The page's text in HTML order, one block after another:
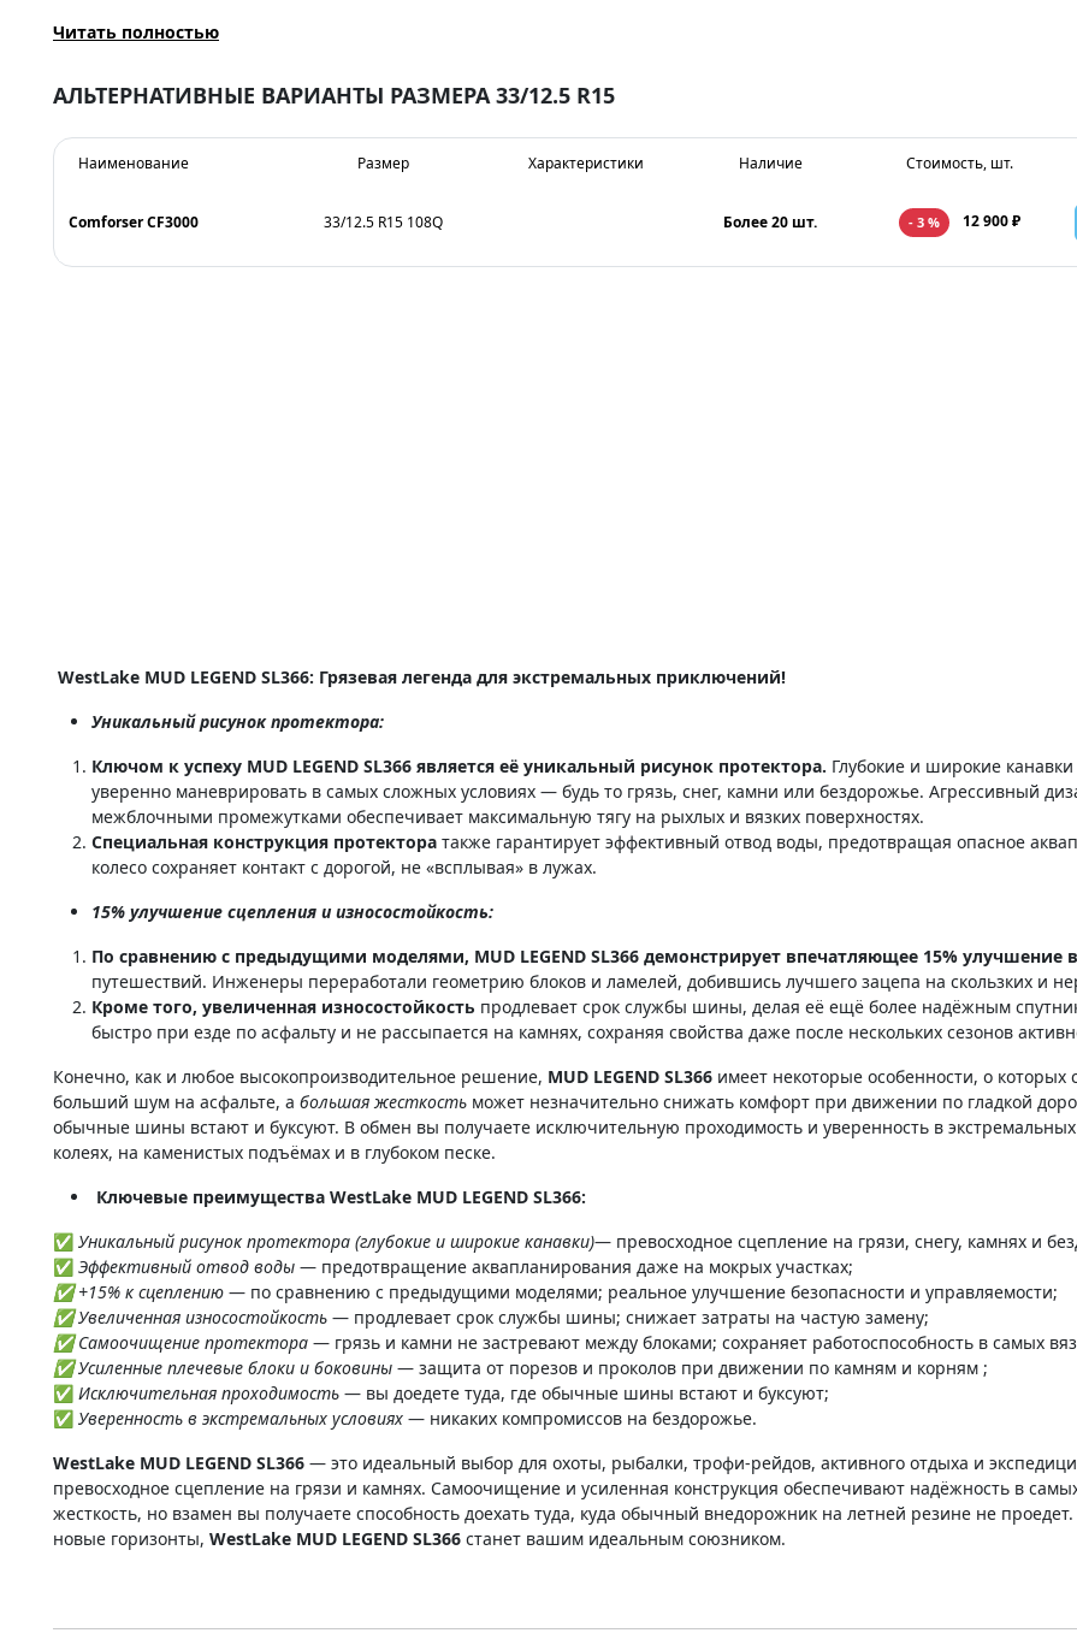
Читать полностью
АЛЬТЕРНАТИВНЫЕ ВАРИАНТЫ РАЗМЕРА 33/12.5 R15
Наименование Размер Характеристики Наличие Стоимость, шт.
Comforser CF3000 33/12.5 R15 108Q Более 20 шт. - 3 % 12 900 ₽
WestLake MUD LEGEND SL366: Грязевая легенда для экстремальных приключений!
Уникальный рисунок протектора:
Ключом к успеху MUD LEGEND SL366 является её уникальный рисунок протектора. Глубокие и широкие
уверенно маневрировать в самых сложных условиях — будь то грязь, снег, камни или бездорожье. Агрессивный
межблочными промежутками обеспечивает максимальную тягу на рыхлых и вязких поверхностях.
Специальная конструкция протектора также гарантирует эффективный отвод воды, предотвращая опасное
колесо сохраняет контакт с дорогой, не «всплывая» в лужах.
15% улучшение сцепления и износостойкость:
По сравнению с предыдущими моделями, MUD LEGEND SL366 демонстрирует впечатляющее 15% улучшение
путешествий. Инженеры переработали геометрию блоков и ламелей, добившись лучшего зацепа на скользких и
Кроме того, увеличенная износостойкость продлевает срок службы шины, делая её ещё более надёжным
быстро при езде по асфальту и не рассыпается на камнях, сохраняя свойства даже после нескольких сезонов
Конечно, как и любое высокопроизводительное решение, MUD LEGEND SL366 имеет некоторые особенности, о которых
больший шум на асфальте, а большая жесткость может незначительно снижать комфорт при движении по гладкой
обычные шины встают и буксуют. В обмен вы получаете исключительную проходимость и уверенность в
колеях, на каменистых подъёмах и в глубоком песке.
Ключевые преимущества WestLake MUD LEGEND SL366:
✅ Уникальный рисунок протектора (глубокие и широкие канавки)— превосходное сцепление на грязи, снегу, камнях и
✅ Эффективный отвод воды — предотвращение аквапланирования даже на мокрых участках;
✅ +15% к сцеплению — по сравнению с предыдущими моделями; реальное улучшение безопасности и управляемости;
✅ Увеличенная износостойкость — продлевает срок службы шины; снижает затраты на частую замену;
✅ Самоочищение протектора — грязь и камни не застревают между блоками; сохраняет работоспособность в самых
✅ Усиленные плечевые блоки и боковины — защита от порезов и проколов при движении по камням и корням ;
✅ Исключительная проходимость — вы доедете туда, где обычные шины встают и буксуют;
✅ Уверенность в экстремальных условиях — никаких компромиссов на бездорожье.
WestLake MUD LEGEND SL366 — это идеальный выбор для охоты, рыбалки, трофи-рейдов, активного отдыха и
превосходное сцепление на грязи и камнях. Самоочищение и усиленная конструкция обеспечивают надёжность в
жесткость, но взамен вы получаете способность доехать туда, куда обычный внедорожник на летней резине не
новые горизонты, WestLake MUD LEGEND SL366 станет вашим идеальным союзником.